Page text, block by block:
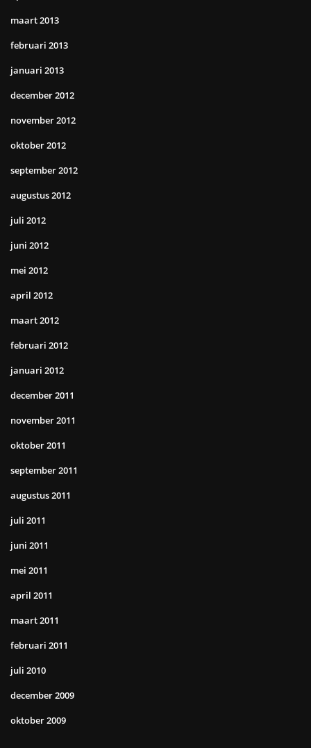
maart 2013
februari 2013
januari 2013
december 2012
november 2012
oktober 2012
september 2012
augustus 2012
juli 2012
juni 2012
mei 2012
april 2012
maart 2012
februari 2012
januari 2012
december 2011
november 2011
oktober 2011
september 2011
augustus 2011
juli 2011
juni 2011
mei 2011
april 2011
maart 2011
februari 2011
juli 2010
december 2009
oktober 2009